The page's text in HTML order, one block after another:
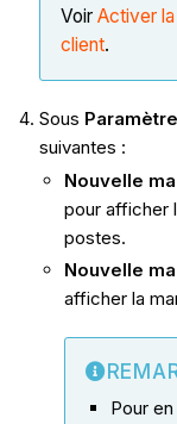
Voir Activer
client.
Sous
suivantes :
Nouvelle
pour afficher
postes.
Nouvelle
afficher la
Pour